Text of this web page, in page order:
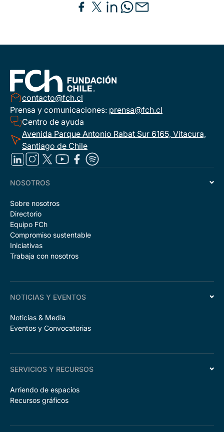
contacto@fch.cl
Prensa y comunicaciones: prensa@fch.cl
Centro de ayuda
Avenida Parque Antonio Rabat Sur 6165, Vitacura,
Santiago de Chile
NOSOTROS
Sobre nosotros
Directorio
Equipo FCh
Compromiso sustentable
Iniciativas
Trabaja con nosotros
NOTICIAS Y EVENTOS
Noticias & Media
Eventos y Convocatorias
SERVICIOS Y RECURSOS
Arriendo de espacios
Recursos gráficos